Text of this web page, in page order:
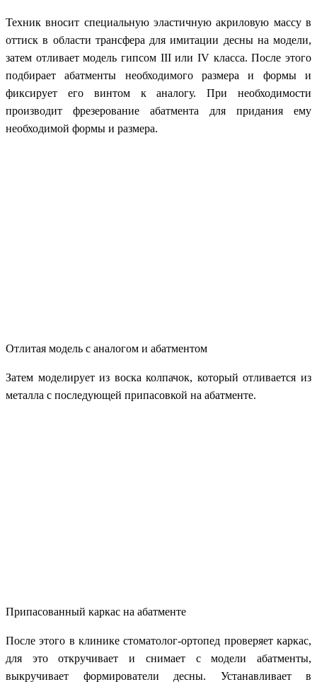
Техник вносит специальную эластичную акриловую массу в
оттиск в области трансфера для имитации десны на модели,
затем отливает модель гипсом III или IV класса. После этого
подбирает абатменты необходимого размера и формы и
фиксирует его винтом к аналогу. При необходимости
производит фрезерование абатмента для придания ему
необходимой формы и размера.
Отлитая модель с аналогом и абатментом
Затем моделирует из воска колпачок, который отливается из
металла с последующей припасовкой на абатменте.
Припасованный каркас на абатменте
После этого в клинике стоматолог-ортопед проверяет каркас,
для это откручивает и снимает с модели абатменты,
выкручивает формирователи десны. Устанавливает в